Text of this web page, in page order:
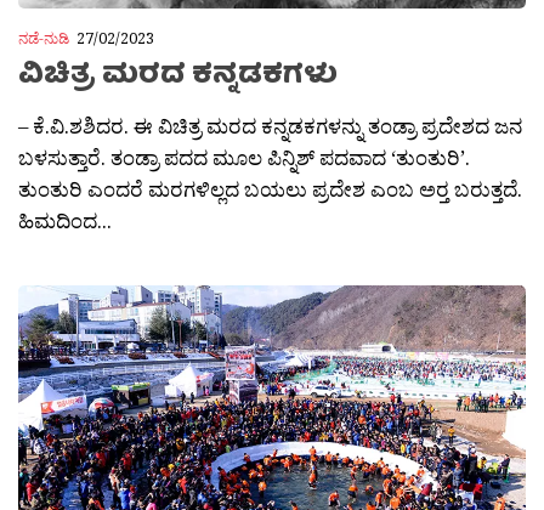
ನಡೆ-ನುಡಿ 27/02/2023
ವಿಚಿತ್ರ ಮರದ ಕನ್ನಡಕಗಳು
– ಕೆ.ವಿ.ಶಶಿದರ. ಈ ವಿಚಿತ್ರ ಮರದ ಕನ್ನಡಕಗಳನ್ನು ತಂಡ್ರಾ ಪ್ರದೇಶದ ಜನ
ಬಳಸುತ್ತಾರೆ. ತಂಡ್ರಾ ಪದದ ಮೂಲ ಪಿನ್ನಿಶ್ ಪದವಾದ ‘ತುಂತುರಿ’.
ತುಂತುರಿ ಎಂದರೆ ಮರಗಳಿಲ್ಲದ ಬಯಲು ಪ್ರದೇಶ ಎಂಬ ಅರ‍್ತ ಬರುತ್ತದೆ.
ಹಿಮದಿಂದ...